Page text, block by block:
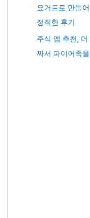
요거트로 만들
정직한 후기
주식 앱 추천,
짜서 파이어족